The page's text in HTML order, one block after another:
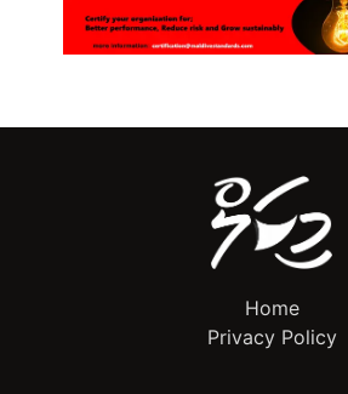
Home
Privacy Policy